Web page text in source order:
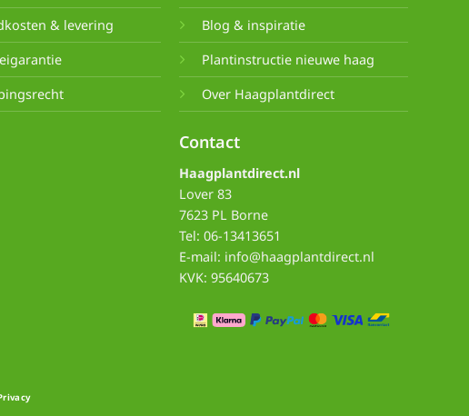
& levering
Blog & inspiratie
Plantinstructie nieuwe haag
Over Haagplantdirect
Contact
Haagplantdirect.nl
Lover 83
7623 PL Borne
Tel: 06-13413651
E-mail: info@haagplantdirect.nl
KVK: 95640673